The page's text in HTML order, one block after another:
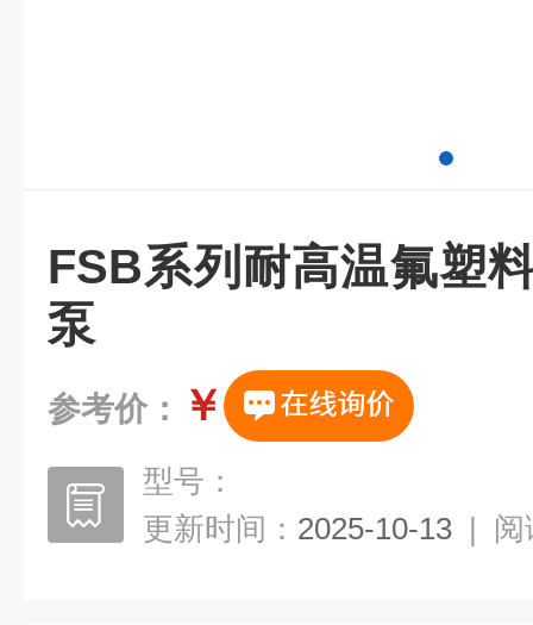
FSB系列耐高温氟塑
泵
参考价： ￥
型号：
更新时间： 2025-10-13 | 阅